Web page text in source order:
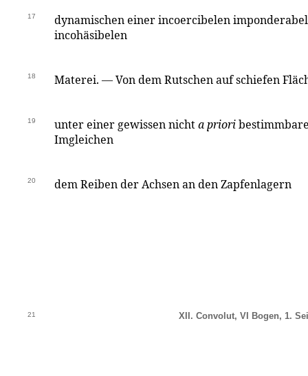
17
dynamischen einer incoercibelen
incohäsibelen
18 Materei. — Von dem Rutschen auf schiefen
19 unter einer gewissen nichta priori
Imgleichen
20 dem Reiben der Achsen an den Zapfenlagern
21 XII. Convolut, VI Bogen, 1.